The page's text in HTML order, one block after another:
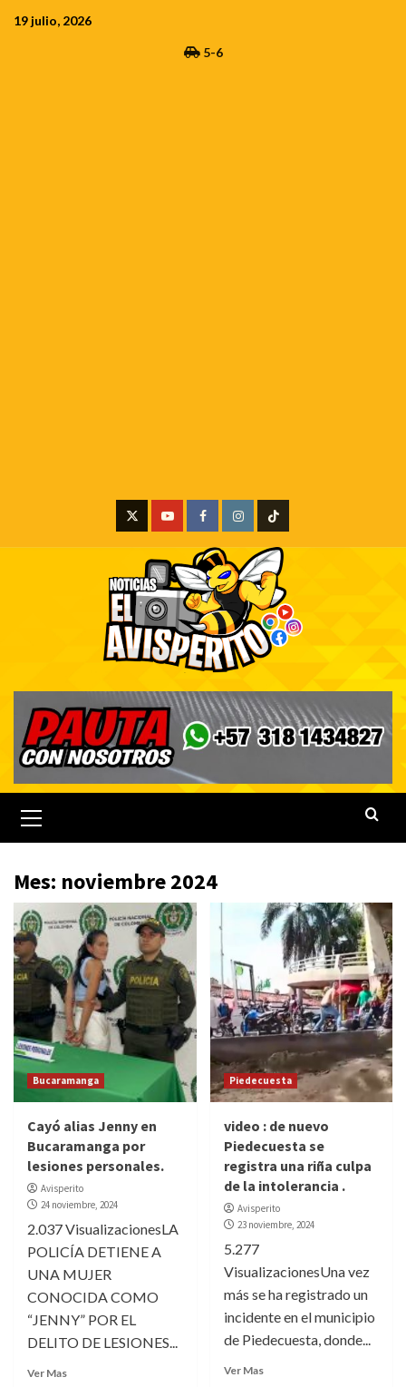
19 julio, 2026
5-6
X YoutubeFacebookInstagram
Tiktok
principal
Mes: noviembre 2024
Bucaramanga
Cayó alias Jenny en
Bucaramanga por
lesiones personales.
Avisperito
24 noviembre, 2024
2.037 VisualizacionesLA
POLICÍA DETIENE A
UNA MUJER
CONOCIDA COMO
“JENNY” POR EL
DELITO DE LESIONES...
Ver Mas
Piedecuesta
video : de nuevo
Piedecuesta se
registra una riña culpa
de la intolerancia .
Avisperito
23 noviembre, 2024
5.277
VisualizacionesUna vez
más se ha registrado un
incidente en el municipio
de Piedecuesta, donde...
Ver Mas